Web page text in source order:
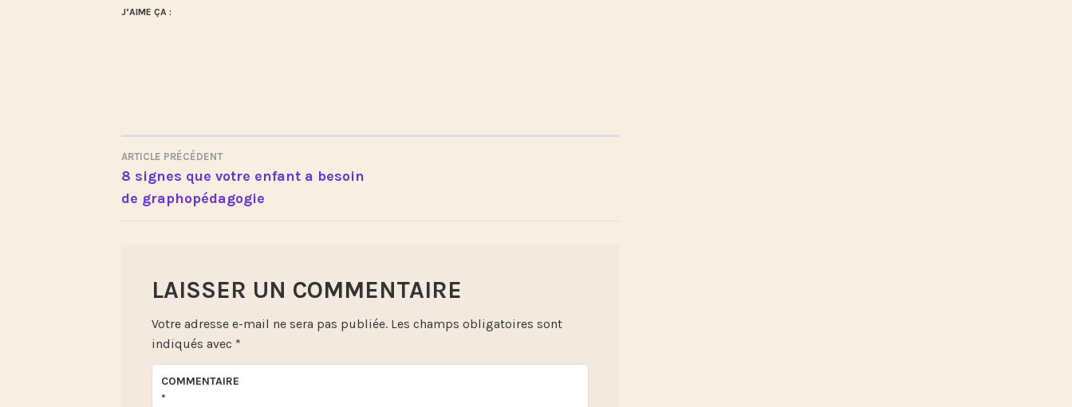
J’AIME ÇA :
NAVIGATION
DE
ARTICLE PRÉCÉDENT
8 signes que votre enfant a besoin
de graphopédagogie
LAISSER UN COMMENTAIRE
Votre adresse e-mail ne sera pas publiée. Les champs obligatoires sont
indiqués avec *
COMMENTAIRE
*